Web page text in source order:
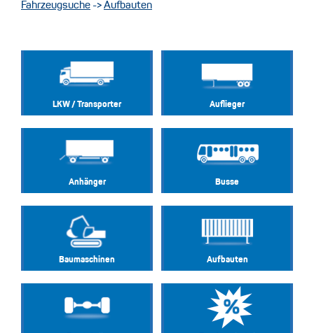
Fahrzeugsuche -> Aufbauten
LKW / Transporter Auflieger
Anhänger Busse
Baumaschinen Aufbauten